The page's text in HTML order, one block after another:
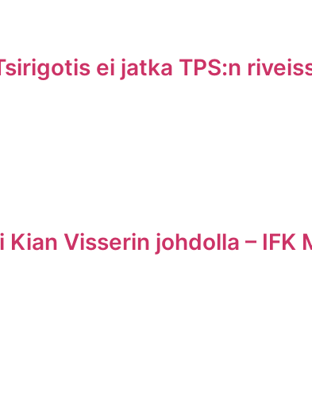
ei jatka TPS:n
Kian Visserin johdolla – IFK